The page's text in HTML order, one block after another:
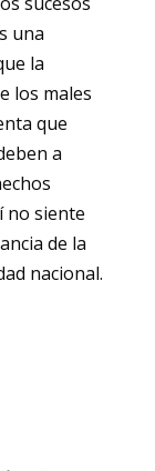
una
la
los males
que
a
no siente
de la
nacional.